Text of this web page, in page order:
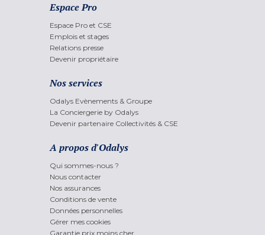
Espace Pro
Espace Pro et CSE
Emplois et stages
Relations presse
Devenir propriétaire
Nos services
Odalys Evènements & Groupe
La Conciergerie by Odalys
Devenir partenaire Collectivités & CSE
A propos d'Odalys
Qui sommes-nous ?
Nous contacter
Nos assurances
Conditions de vente
Données personnelles
Gérer mes cookies
Garantie prix moins cher